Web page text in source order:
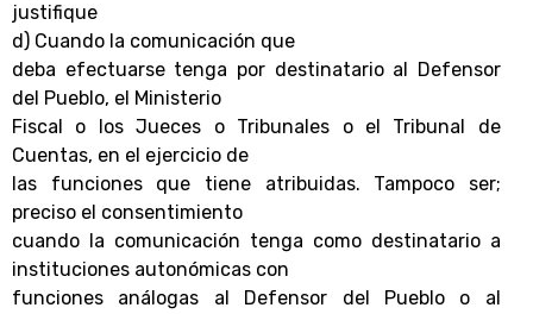
justifique
d) Cuando la comunicación que
deba efectuarse tenga por destinatario al Defensor
del Pueblo, el Ministerio
Fiscal o los Jueces o Tribunales o el Tribunal de
Cuentas, en el ejercicio de
las funciones que tiene atribuidas. Tampoco ser;
preciso el consentimiento
cuando la comunicación tenga como destinatario a
instituciones autonómicas con
funciones análogas al Defensor del Pueblo o al